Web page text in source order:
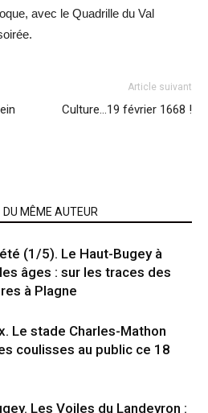
avec le Quadrille du Val
Article suivant
Culture…19 février 1668 !
DU MÊME AUTEUR
(1/5). Le Haut-Bugey à
âges : sur les traces des
à Plagne
Le stade Charles-Mathon
coulisses au public ce 18
Les Voiles du Landeyron :